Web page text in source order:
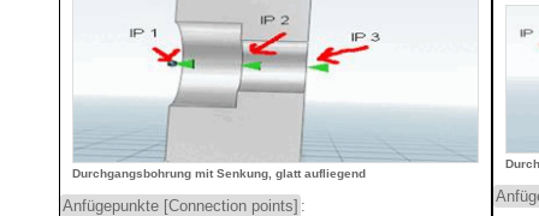
Durchgangsbohrung mit Senkung, glatt aufliegend
Anfügepunkte [Connection points] :